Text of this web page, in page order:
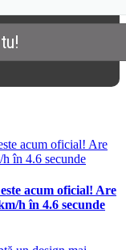
acum oficial! Are
h în 4.6 secunde